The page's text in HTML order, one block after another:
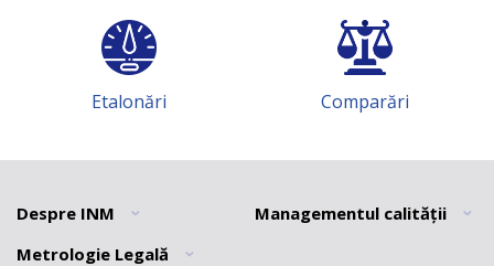
Etalonări Comparări
Despre INM
Informatii generale
Managementul calității
Metrologie Legală